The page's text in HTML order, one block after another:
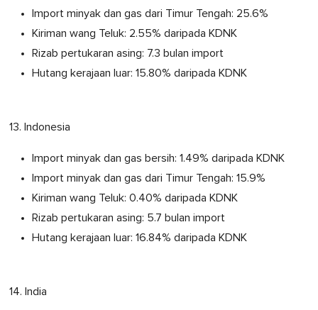
Import minyak dan gas dari Timur Tengah: 25.6%
Kiriman wang Teluk: 2.55% daripada KDNK
Rizab pertukaran asing: 7.3 bulan import
Hutang kerajaan luar: 15.80% daripada KDNK
13. Indonesia
Import minyak dan gas bersih: 1.49% daripada KDNK
Import minyak dan gas dari Timur Tengah: 15.9%
Kiriman wang Teluk: 0.40% daripada KDNK
Rizab pertukaran asing: 5.7 bulan import
Hutang kerajaan luar: 16.84% daripada KDNK
14. India